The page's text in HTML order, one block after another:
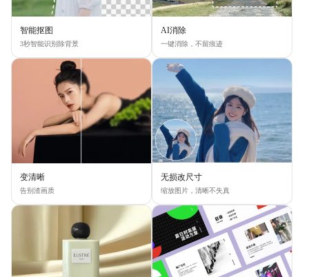
智能抠图
3秒智能识别除背景
AI消除
一键消除，不留痕迹
变清晰
告别渣画质
无损改尺寸
缩放图片，清晰不失真